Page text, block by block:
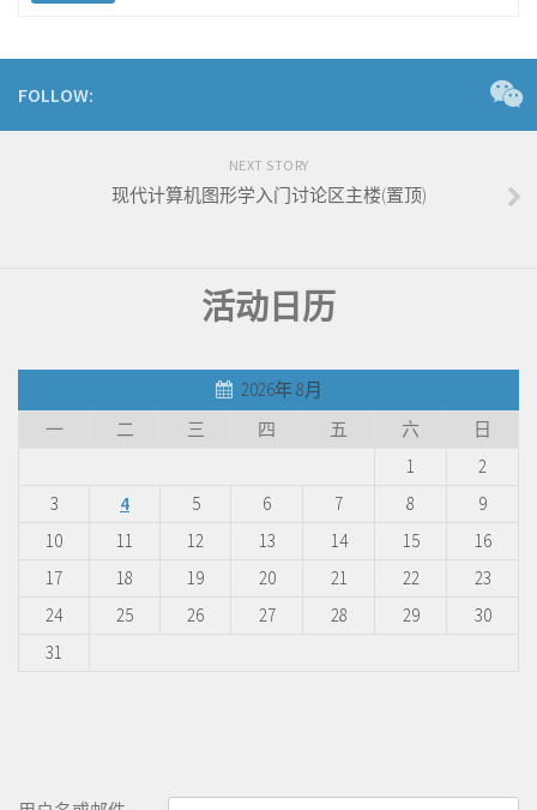
FOLLOW:
NEXT STORY
现代计算机图形学入门讨论区主楼(置顶)
活动日历
2026年 8月
一
二 三 四 五 六
日
1
2
3
4 5 6 7 8
9
10
11 12 13 14 15
16
17
18 19 20 21 22
23
24
25 26 27 28 29
30
31